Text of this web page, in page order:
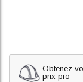
Obtenez
prix pro